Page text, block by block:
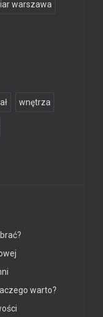
warszawa
wnętrza
warto?